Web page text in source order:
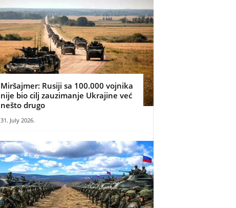
Miršajmer: Rusiji sa 100.000 vojnika
nije bio cilj zauzimanje Ukrajine već
nešto drugo
31. July 2026.